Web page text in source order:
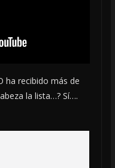
ha recibido más de
la lista…? Sí….